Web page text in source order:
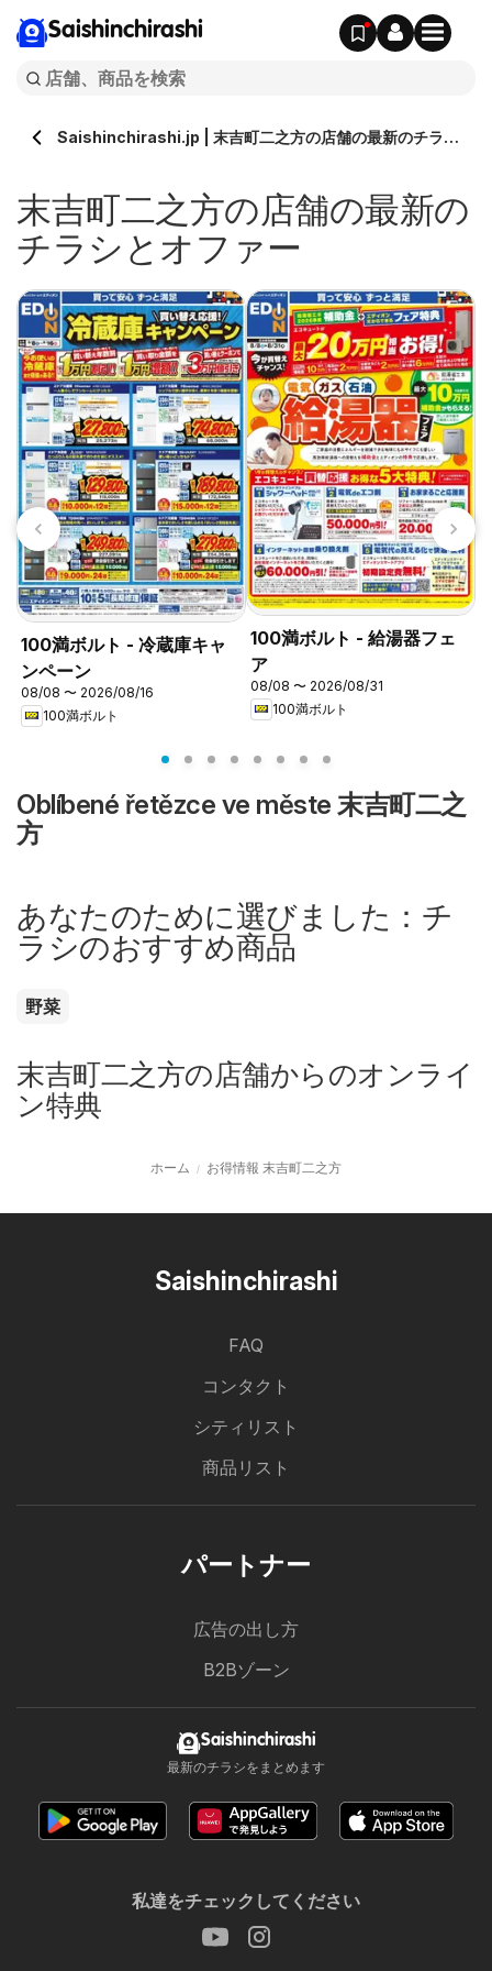
Saishinchirashi
Saishinchirashi.jp | 末吉町二之方の店舗の最新のチラシ
末吉町二之方の店舗の最新の
チラシとオファー
100満ボルト - 冷蔵庫キャ
ンペーン
08/08 〜 2026/08/16
100満ボルト
100満ボルト - 給湯器フェ
ア
08/08 〜 2026/08/31
100満ボルト
Oblíbené řetězce ve měste 末吉町二之
方
あなたのために選びました：チ
ラシのおすすめ商品
野菜
末吉町二之方の店舗からのオンライ
ン特典
ホーム お得情報 末吉町二之方
Saishinchirashi
FAQ
コンタクト
シティリスト
商品リスト
パートナー
広告の出し方
B2Bゾーン
Saishinchirashi
最新のチラシをまとめます
私達をチェックしてください